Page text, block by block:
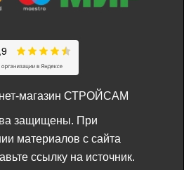
магазин СТРОЙСАМ
защищены. При
материалов с сайта
ссылку на источник.